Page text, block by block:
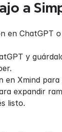
a
en ChatGPT
y
en Xmind
expandir
listo.